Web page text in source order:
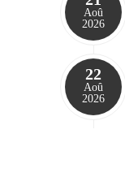
Aoû
2026
22
Aoû
2026